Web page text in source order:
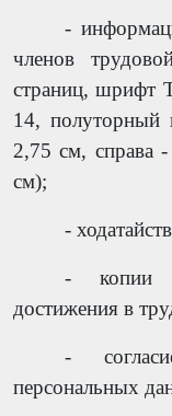
-
членов
страниц, шрифт
14, полуторный
2,75 см, справа
см);
-
- копии
достижения в
-
персональных